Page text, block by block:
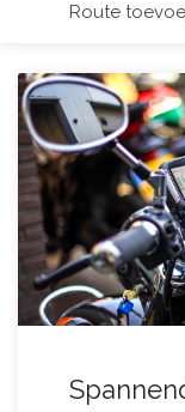
Route